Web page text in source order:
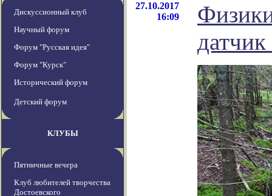
Дискуссионный клуб
Научный форум
Форум "Русская идея"
Форум "Курск"
Исторический форум
Детский форум
КЛУБЫ
Пятничные вечера
Клуб любителей творчества
Достоевского
27.10.2017
16:09
датчик